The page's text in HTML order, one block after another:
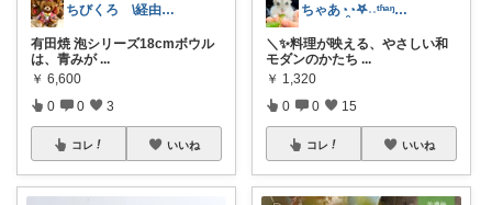
ちびくろ \経由購入ありがとうござます/
有田焼 泡シリーズ18cmボウル
は、青みが ...
￥ 6,600
0 0 3
コレ いいね
ちゃあ◔̯◔‪𖤐˒˒ᵗʱᵃᵑᵏᵧₒᵤ
＼✨料理が映える、やさしい和
モダンのかたち ...
￥ 1,320
0 0 15
コレ いいね